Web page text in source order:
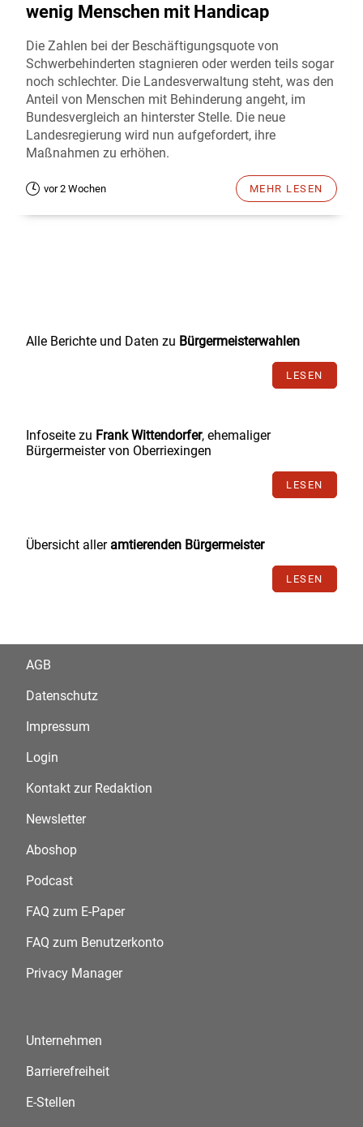
Alle Berichte und Daten zu Bürgermeisterwahlen
LESEN
Infoseite zu Frank Wittendorfer, ehemaliger
Bürgermeister von Oberriexingen
LESEN
Übersicht aller amtierenden Bürgermeister
LESEN
wenig Menschen mit Handicap
Die Zahlen bei der Beschäftigungsquote von
Schwerbehinderten stagnieren oder werden teils sogar
noch schlechter. Die Landesverwaltung steht, was den
Anteil von Menschen mit Behinderung angeht, im
Bundesvergleich an hinterster Stelle. Die neue
Landesregierung wird nun aufgefordert, ihre
Maßnahmen zu erhöhen.
vor 2 Wochen MEHR LESEN
AGB
Datenschutz
Impressum
Login
Kontakt zur Redaktion
Newsletter
Aboshop
Podcast
FAQ zum E-Paper
FAQ zum Benutzerkonto
Privacy Manager
Unternehmen
Barrierefreiheit
E-Stellen